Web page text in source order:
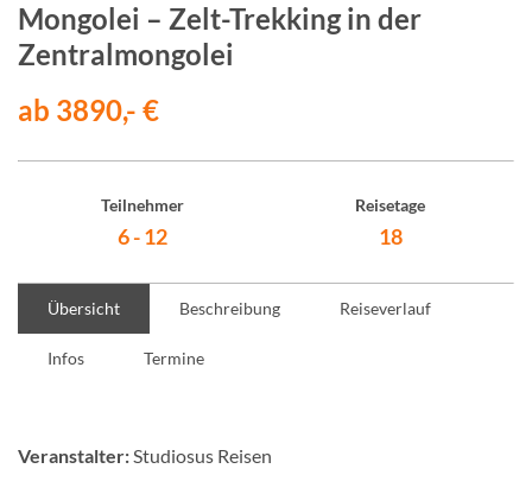
Mongolei – Zelt-Trekking in der
Zentralmongolei
ab 3890,- €
Teilnehmer
6 - 12
Reisetage
18
Übersicht Beschreibung Reiseverlauf
Infos Termine
Veranstalter:Studiosus Reisen